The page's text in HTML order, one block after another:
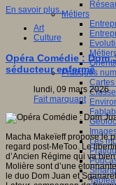
Métiers
Pratiques
Fablab
Les
En savoir plus...
Art
Culture
Opéra Comédie : Dom
séducteur enfermé
lundi, 09 mars 2026
Fait marquant
Macha Makeïeff propose le
regard post-MeToo. Le
d’Ancien Régime qui va
Molière sont d’une
le duo Dom Juan et